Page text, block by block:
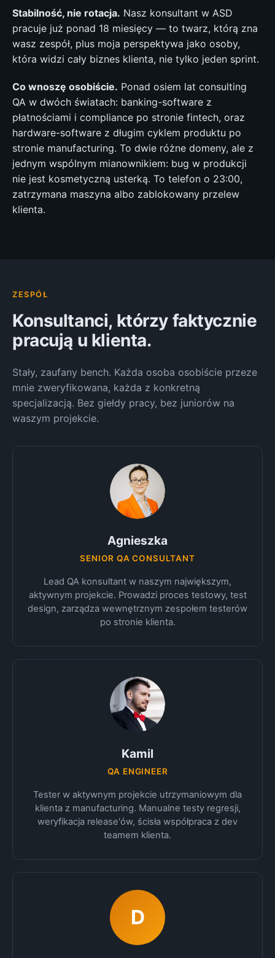
Stabilność, nie rotacja. Nasz konsultant w ASD
pracuje już ponad 18 miesięcy — to twarz, którą zna
wasz zespół, plus moja perspektywa jako osoby,
która widzi cały biznes klienta, nie tylko jeden sprint.
Co wnoszę osobiście. Ponad osiem lat consulting
QA w dwóch światach: banking-software z
płatnościami i compliance po stronie fintech, oraz
hardware-software z długim cyklem produktu po
stronie manufacturing. To dwie różne domeny, ale z
jednym wspólnym mianownikiem: bug w produkcji
nie jest kosmetyczną usterką. To telefon o 23:00,
zatrzymana maszyna albo zablokowany przelew
klienta.
ZESPÓŁ
Konsultanci, którzy faktycznie
pracują u klienta.
Stały, zaufany bench. Każda osoba osobiście przeze
mnie zweryfikowana, każda z konkretną
specjalizacją. Bez giełdy pracy, bez juniorów na
waszym projekcie.
Agnieszka
SENIOR QA CONSULTANT
Lead QA konsultant w naszym największym,
aktywnym projekcie. Prowadzi proces testowy, test
design, zarządza wewnętrznym zespołem testerów
po stronie klienta.
Kamil
QA ENGINEER
Tester w aktywnym projekcie utrzymaniowym dla
klienta z manufacturing. Manualne testy regresji,
weryfikacja release'ów, ścisła współpraca z dev
teamem klienta.
D